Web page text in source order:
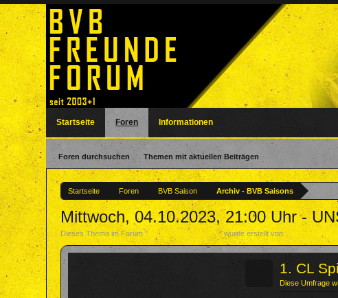
Startseite Foren BVB Saison Archiv - BVB Saisons
Mittwoch, 04.10.2023, 21:00 Uhr -
Dieses Thema im Forum "Archiv - BVB Saisons" wurde erstellt vonForenteam ,3.
1. CL
Diese Umfrage
Startseite Foren
Foren durchsuchen Themen mit aktuellen Beiträgen
Informationen